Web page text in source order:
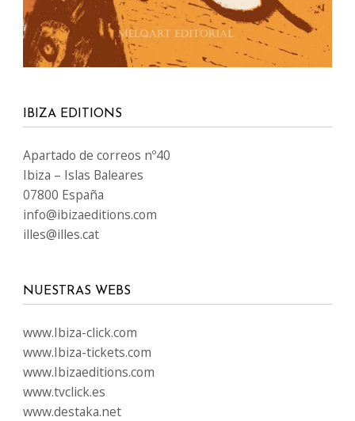
IBIZA EDITIONS
Apartado de correos nº40
Ibiza – Islas Baleares
07800 España
info@ibizaeditions.com
illes@illes.cat
NUESTRAS WEBS
www.Ibiza-click.com
www.Ibiza-tickets.com
www.Ibizaeditions.com
www.tvclick.es
www.destaka.net